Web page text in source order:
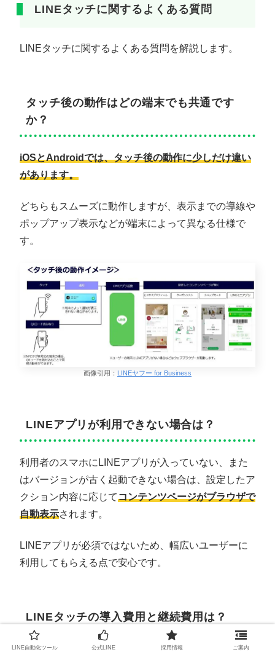
LINEタッチに関するよくある質問
LINEタッチに関するよくある質問を解説します。
タッチ後の動作はどの端末でも共通です
か？
iOSとAndroidでは、タッチ後の動作に少しだけ違い
があります。
どちらもスムーズに動作しますが、表示までの導線や
ポップアップ表示などが端末によって異なる仕様で
す。
画像引用： LINEヤフー for Business
LINEアプリが利用できない場合は？
利用者のスマホにLINEアプリが入っていない、また
はバージョンが古く起動できない場合は、設定したア
クション内容に応じてコンテンツページがブラウザで
自動表示されます。
LINEアプリが必須ではないため、幅広いユーザーに
利用してもらえる点で安心です。
LINEタッチの導入費用と継続費用は？
LINE自動化ツール 公式LINE 採用情報 ご案内